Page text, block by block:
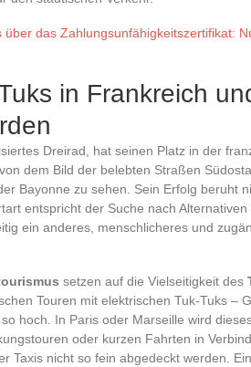
über das Zahlungsunfähigkeitszertifikat:
in Frankreich
Dreirad, hat seinen Platz in der
dem Bild der belebten Straßen
Bayonne zu sehen. Sein Erfolg beruht
entspricht der Suche nach
ein anderes, menschlicheres und
setzen auf die Vielseitigkeit des
Touren mit elektrischen Tuk-Tuks –
hoch. In Paris oder Marseille wird
oder kurzen Fahrten in
Taxis nicht so fein abgedeckt werden.